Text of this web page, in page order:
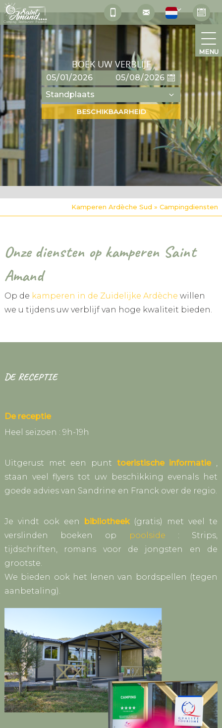
MENU
BOEK UW VERBLIJF
Kamperen Ardèche Sud » Campingdiensten
Onze diensten op kamperen Saint
Amand
Op de kamperen in de Zuidelijke Ardèche willen
we u tijdens uw verblijf van hoge kwaliteit bieden.
DE RECEPTIE
De receptie
Heel seizoen : 9h-19h
Uitgerust met een punt toeristische informatie ,
staan veel flyers tot uw beschikking evenals het
goede advies van Sandrine en Franck over de regio.
Je vindt ook een bibliotheek (gratis) met veel te
verslinden boeken op
poolside : Strips,
tijdschriften, romans voor de jongsten en de
grootste.
We bieden ook het lenen van bordspellen (tegen
aanbetaling).